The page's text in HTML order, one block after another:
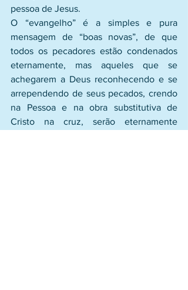
pessoa de Jesus.
O “evangelho” é a simples e pura
mensagem de “boas novas”, de que
todos os pecadores estão condenados
eternamente, mas aqueles que se
achegarem a Deus reconhecendo e se
arrependendo de seus pecados, crendo
na Pessoa e na obra substitutiva de
Cristo na cruz, serão eternamente